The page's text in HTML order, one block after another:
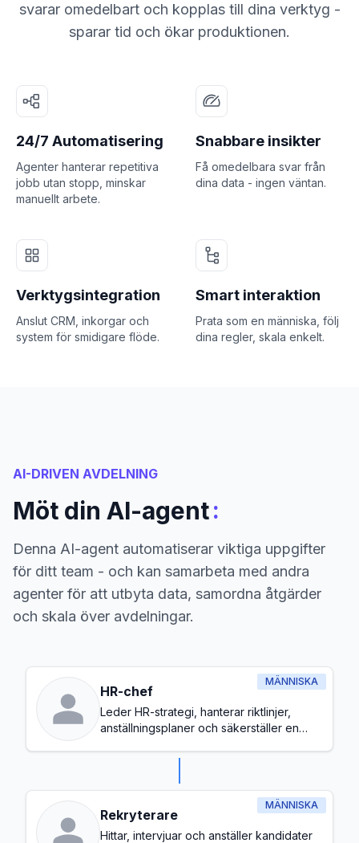
svarar omedelbart och kopplas till dina verktyg -
sparar tid och ökar produktionen.
24/7 Automatisering
Agenter hanterar repetitiva
jobb utan stopp, minskar
manuellt arbete.
Snabbare insikter
Få omedelbara svar från
dina data - ingen väntan.
Verktygsintegration
Anslut CRM, inkorgar och
system för smidigare flöde.
Smart interaktion
Prata som en människa, följ
dina regler, skala enkelt.
AI-DRIVEN AVDELNING
Möt din AI-agent:
Denna AI-agent automatiserar viktiga uppgifter
för ditt team - och kan samarbeta med andra
agenter för att utbyta data, samordna åtgärder
och skala över avdelningar.
MÄNNISKA
HR-chef
Leder HR-strategi, hanterar riktlinjer,
anställningsplaner och säkerställer en
MÄNNISKA
Rekryterare
Hittar, intervjuar och anställer kandidater